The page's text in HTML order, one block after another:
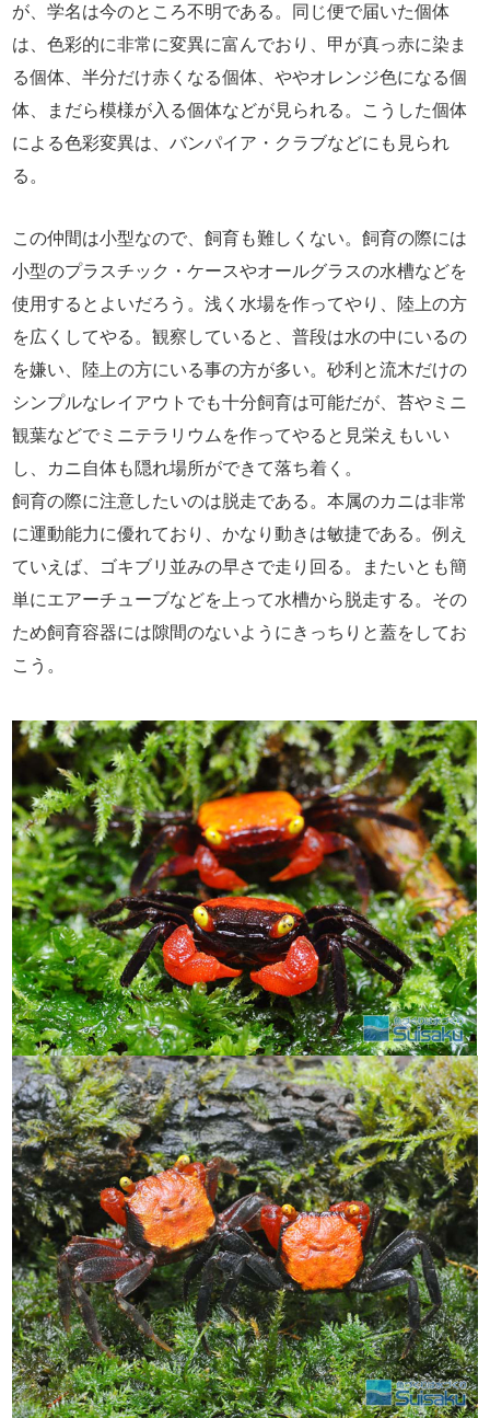
が、学名は今のところ不明である。同じ便で届いた個体
は、色彩的に非常に変異に富んでおり、甲が真っ赤に染ま
る個体、半分だけ赤くなる個体、ややオレンジ色になる個
体、まだら模様が入る個体などが見られる。こうした個体
による色彩変異は、バンパイア・クラブなどにも見られ
る。
この仲間は小型なので、飼育も難しくない。飼育の際には
小型のプラスチック・ケースやオールグラスの水槽などを
使用するとよいだろう。浅く水場を作ってやり、陸上の方
を広くしてやる。観察していると、普段は水の中にいるの
を嫌い、陸上の方にいる事の方が多い。砂利と流木だけの
シンプルなレイアウトでも十分飼育は可能だが、苔やミニ
観葉などでミニテラリウムを作ってやると見栄えもいい
し、カニ自体も隠れ場所ができて落ち着く。
飼育の際に注意したいのは脱走である。本属のカニは非常
に運動能力に優れており、かなり動きは敏捷である。例え
ていえば、ゴキブリ並みの早さで走り回る。またいとも簡
単にエアーチューブなどを上って水槽から脱走する。その
ため飼育容器には隙間のないようにきっちりと蓋をしてお
こう。